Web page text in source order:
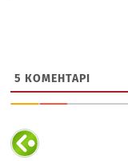
5 КОМЕНТАРІ